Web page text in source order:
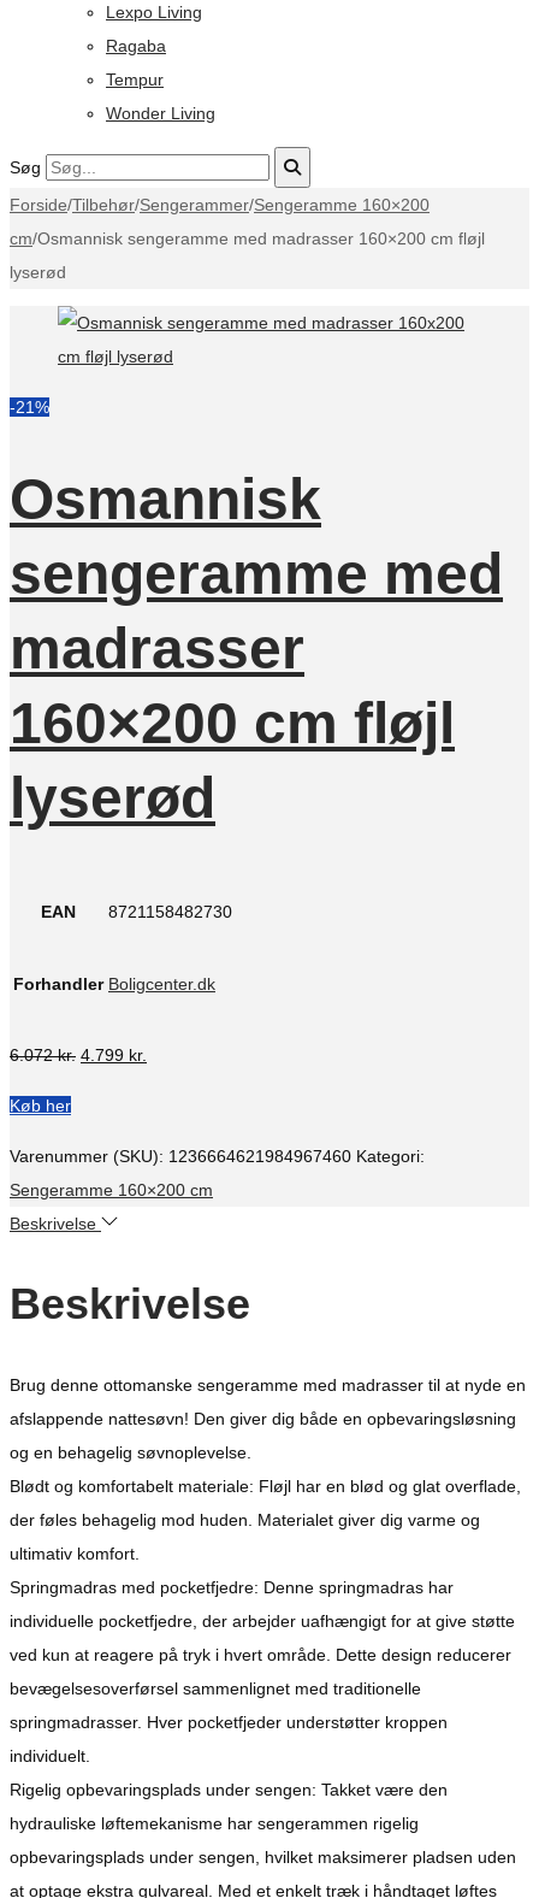
Lexpo Living
Ragaba
Tempur
Wonder Living
Søg
Forside/Tilbehør/Sengerammer/Sengeramme 160×200
cm/Osmannisk sengeramme med madrasser 160×200 cm fløjl
lyserød
-21%
Osmannisk
sengeramme med
madrasser
160×200 cm fløjl
lyserød
EAN 8721158482730
Forhandler Boligcenter.dk
6.072kr. Den
var:
6.072 kr..
4.799 kr.
er:
4.799 kr..
Køb her
Varenummer (SKU): 1236664621984967460 Kategori:
Sengeramme 160×200 cm
Beskrivelse
Beskrivelse
Brug denne ottomanske sengeramme med madrasser til at nyde en
afslappende nattesøvn! Den giver dig både en opbevaringsløsning
og en behagelig søvnoplevelse.
Blødt og komfortabelt materiale: Fløjl har en blød og glat overflade,
der føles behagelig mod huden. Materialet giver dig varme og
ultimativ komfort.
Springmadras med pocketfjedre: Denne springmadras har
individuelle pocketfjedre, der arbejder uafhængigt for at give støtte
ved kun at reagere på tryk i hvert område. Dette design reducerer
bevægelsesoverførsel sammenlignet med traditionelle
springmadrasser. Hver pocketfjeder understøtter kroppen
individuelt.
Rigelig opbevaringsplads under sengen: Takket være den
hydrauliske løftemekanisme har sengerammen rigelig
opbevaringsplads under sengen, hvilket maksimerer pladsen uden
at optage ekstra gulvareal. Med et enkelt træk i håndtaget løftes